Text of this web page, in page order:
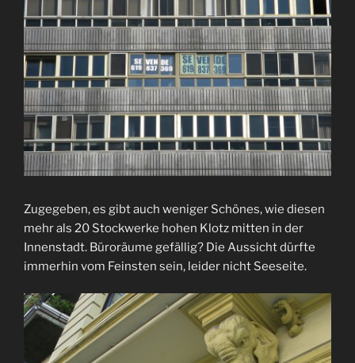
Zugegeben, es gibt auch weniger Schönes, wie diesen
mehr als 20 Stockwerke hohen Klotz mitten in der
Innenstadt. Büroräume gefällig? Die Aussicht dürfte
immerhin vom Feinsten sein, leider nicht Seeseite.